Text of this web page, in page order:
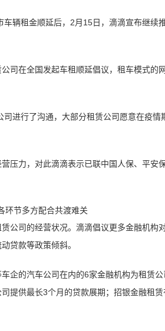
辆租金顺延后，2月15日，滴滴宣布继续
司在全国发起车租顺延倡议，租车模式的
进行了沟通，大部分租赁公司愿意在疫情
压力，对此滴滴表示已联中国人保、平安
公司的经营状况。滴滴倡议更多金融机构
贷款等政策倾斜。
企的汽车公司在内的6家金融机构为租赁
提供最长3个月的贷款展期；招银金融租